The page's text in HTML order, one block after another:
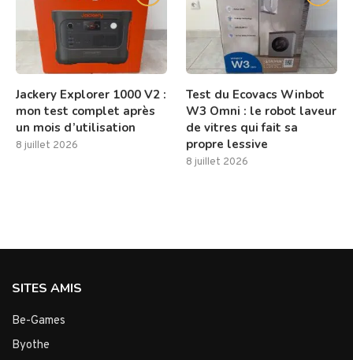
Jackery Explorer 1000 V2 :
mon test complet après
un mois d’utilisation
8 juillet 2026
Test du Ecovacs Winbot
W3 Omni : le robot laveur
de vitres qui fait sa
propre lessive
8 juillet 2026
SITES AMIS
Be-Games
Byothe